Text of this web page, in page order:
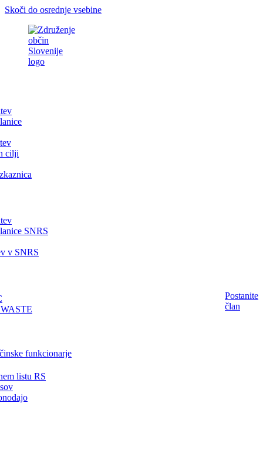
Skoči do osrednje vsebine
cilji
SNRS
v SNRS
funkcionarje
listu RS
Postanite
član